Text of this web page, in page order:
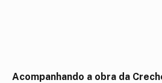
Acompanhando a obra da